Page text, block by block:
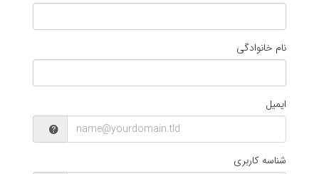
نام خانوادگی
ایمیل
شناسه کاربری